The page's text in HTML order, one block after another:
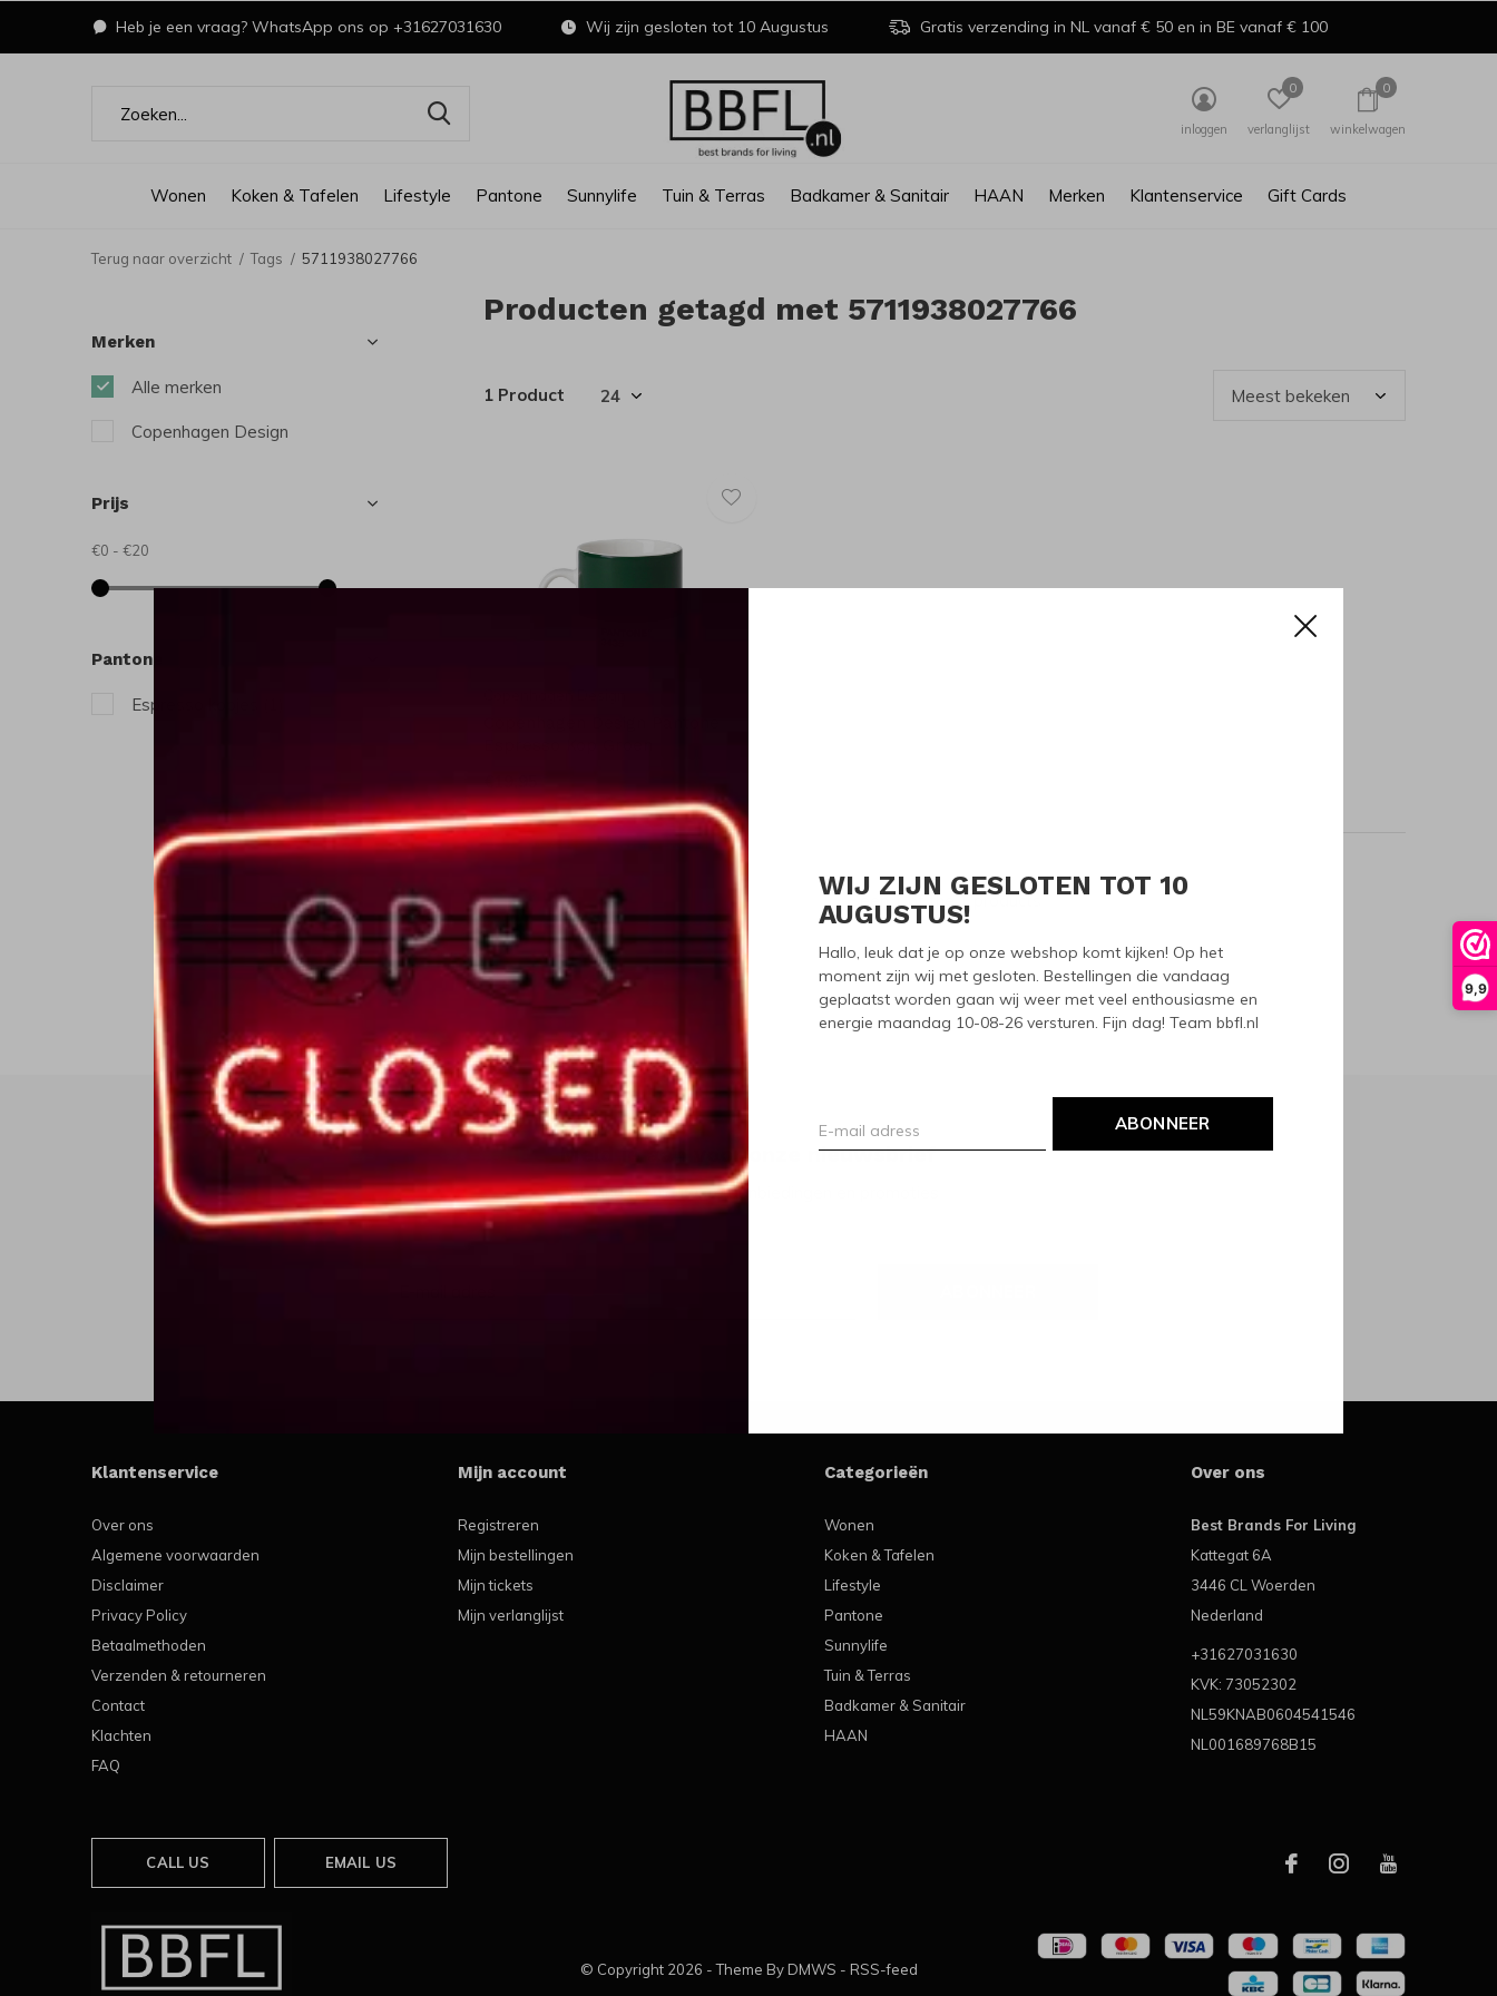
9,9
WIJ ZIJN GESLOTEN TOT 10
AUGUSTUS!
Hallo, leuk dat je op onze webshop komt kijken! Op het
moment zijn wij met gesloten. Bestellingen die vandaag
geplaatst worden gaan wij weer met veel enthousiasme en
energie maandag 10-08-26 versturen. Fijn dag! Team bbfl.nl
ABONNEER
Wonen Koken & Tafelen Lifestyle Pantone Sunnylife Tuin & Terras Badkamer & Sanitair HAAN Merken Klantenservice Gift Cards
inloggen verlanglijst
0
winkelwagen
0
Heb je een vraag? WhatsApp ons op +31627031630 Wij zijn gesloten tot 10 Augustus Gratis verzending in NL vanaf € 50 en in BE vanaf € 100
Terug naar overzicht Tags 5711938027766
Producten getagd met 5711938027766
1 Product
Seen 1 of the 1 products
Merken
Alle merken
Copenhagen Design
Prijs
€0 - €20
Pantone
Espresso kopjes
Meld je aan voor onze nieuwsbrief
Ontvang de nieuwste aanbiedingen en promoties
Klantenservice
Over ons
Algemene voorwaarden
Disclaimer
Privacy Policy
Betaalmethoden
Verzenden & retourneren
Contact
Klachten
FAQ
Mijn account
Registreren
Mijn bestellingen
Mijn tickets
Mijn verlanglijst
Categorieën
Wonen
Koken & Tafelen
Lifestyle
Pantone
Sunnylife
Tuin & Terras
Badkamer & Sanitair
HAAN
Over ons
Best Brands For Living
Kattegat 6A
3446 CL Woerden
Nederland
+31627031630
KVK: 73052302
NL59KNAB0604541546
NL001689768B15
CALL US EMAIL US
© Copyright 2026 - Theme By DMWS - RSS-feed